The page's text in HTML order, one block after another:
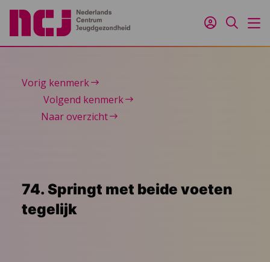
Inloggen
Zoeken
Vorig kenmerk
Volgend kenmerk
Naar overzicht
74. Springt met beide voeten
tegelijk